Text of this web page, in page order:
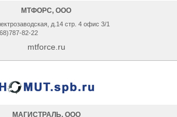
МТФОРС, ООО
д.14 стр. 4 офис 3/1
82-22
mtforce.ru
МАГИСТРАЛЬ, ООО